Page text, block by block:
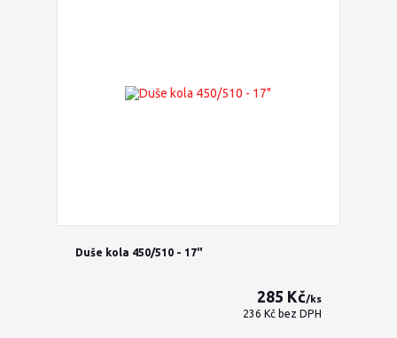
Duše kola 450/510 - 17"
285 Kč/ks
236 Kč bez DPH